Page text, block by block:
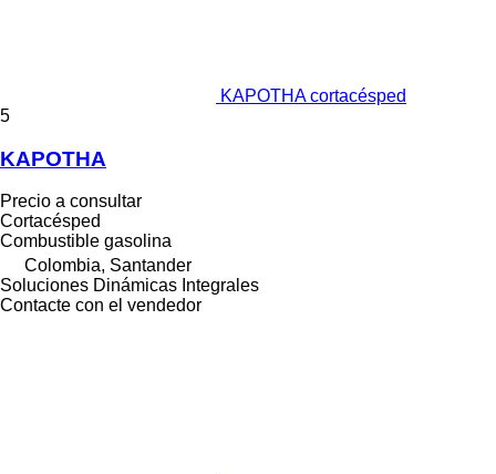
KAPOTHA cortacésped
5
KAPOTHA
Precio a consultar
Cortacésped
Combustible gasolina
Colombia, Santander
Soluciones Dinámicas Integrales
Contacte con el vendedor